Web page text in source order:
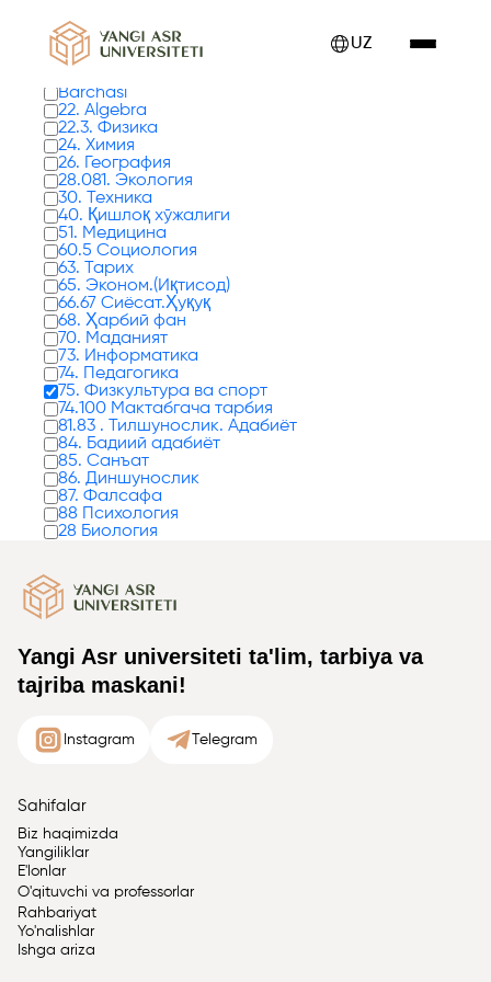
UZ
Barchasi
22. Algebra
22.3. Физика
24. Химия
26. География
28.081. Экология
30. Техника
40. Қишлоқ хўжалиги
51. Медицина
60.5 Социология
63. Тарих
65. Эконом.(Иқтисод)
66.67 Сиёсат.Ҳуқуқ
68. Ҳарбий фан
70. Маданият
73. Информатика
74. Педагогика
75. Физкультура ва спорт
74.100 Мактабгача тарбия
81.83 . Тилшунослик. Адабиёт
84. Бадиий адабиёт
85. Санъат
86. Диншунослик
87. Фалсафа
88 Психология
28 Биология
Yangi Asr universiteti ta'lim, tarbiya va
tajriba maskani!
Instagram Telegram
Sahifalar
Biz haqimizda
Yangiliklar
E'lonlar
O'qituvchi va professorlar
Rahbariyat
Yo'nalishlar
Ishga ariza